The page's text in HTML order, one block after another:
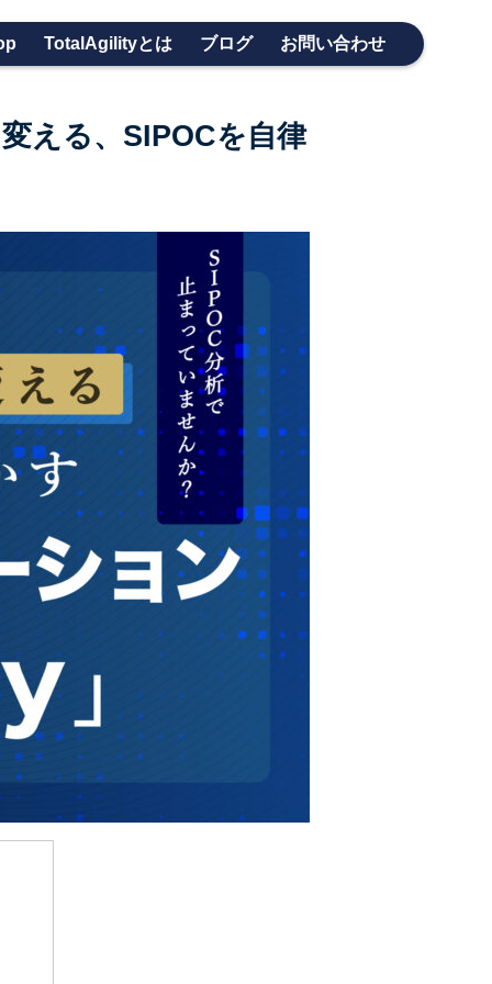
TotalAgilityとは ブログ お問い合わせ
える、SIPOCを自律